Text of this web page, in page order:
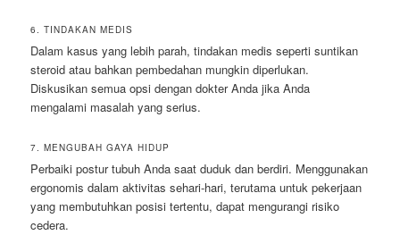
6. TINDAKAN MEDIS
Dalam kasus yang lebih parah, tindakan medis seperti suntikan
steroid atau bahkan pembedahan mungkin diperlukan.
Diskusikan semua opsi dengan dokter Anda jika Anda
mengalami masalah yang serius.
7. MENGUBAH GAYA HIDUP
Perbaiki postur tubuh Anda saat duduk dan berdiri. Menggunakan
ergonomis dalam aktivitas sehari-hari, terutama untuk pekerjaan
yang membutuhkan posisi tertentu, dapat mengurangi risiko
cedera.